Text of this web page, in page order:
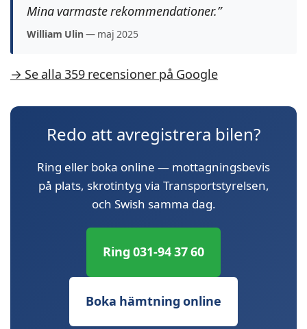
Mina varmaste rekommendationer.”
William Ulin— maj 2025
→ Se alla 359 recensioner på Google
Redo att avregistrera bilen?
Ring eller boka online — mottagningsbevis
på plats, skrotintyg via Transportstyrelsen,
och Swish samma dag.
Ring 031-94 37 60
Boka hämtning online